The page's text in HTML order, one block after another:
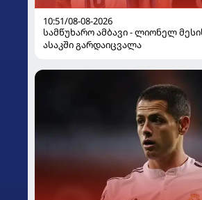
10:51/08-08-2026
სამწუხარო ამბავი - ლიონელ
ასაკში გარდაიცვალა